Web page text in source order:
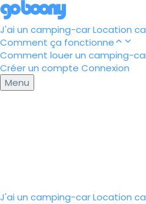
J'ai un camping-carLocation
Comment ça fonctionne
Comment louer un camping-
Créer un compte Connexion
Menu
J'ai un camping-carLocation